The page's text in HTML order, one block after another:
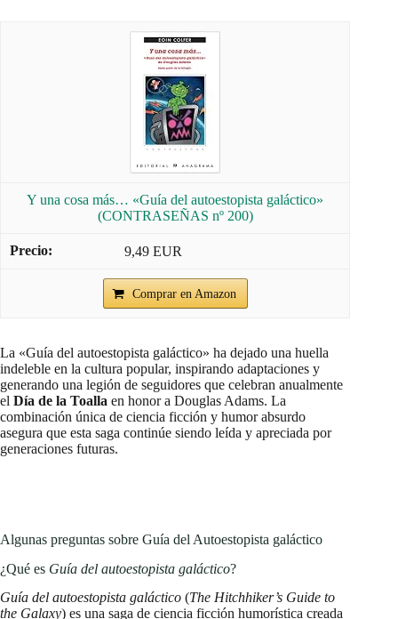
Y una cosa más… «Guía del autoestopista galáctico»
(CONTRASEÑAS nº 200)
9,49 EUR
Comprar en Amazon
La «Guía del autoestopista galáctico» ha dejado una huella
indeleble en la cultura popular, inspirando adaptaciones y
generando una legión de seguidores que celebran anualmente
el Día de la Toalla en honor a Douglas Adams. La
combinación única de ciencia ficción y humor absurdo
asegura que esta saga continúe siendo leída y apreciada por
generaciones futuras.
Algunas preguntas sobre Guía del Autoestopista galáctico
¿Qué es Guía del autoestopista galáctico?
Guía del autoestopista galáctico (The Hitchhiker’s Guide to
the Galaxy) es una saga de ciencia ficción humorística creada